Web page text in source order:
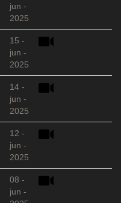
jun -
2025
15 -
jun -
2025
14 -
jun -
2025
12 -
jun -
2025
08 -
jun -